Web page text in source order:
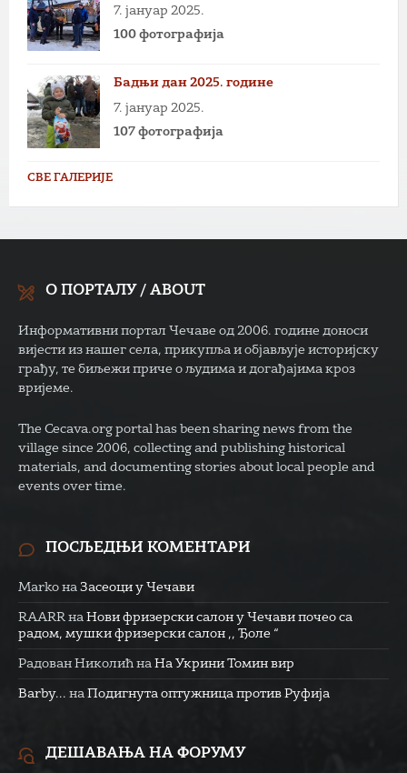
7. јануар 2025.
100 фотографија
Бадњи дан 2025. године
7. јануар 2025.
107 фотографија
СВЕ ГАЛЕРИЈЕ
О ПОРТАЛУ / ABOUT
Информативни портал Чечаве од 2006. године доноси
вијести из нашег села, прикупља и објављује историјску
грађу, те биљежи приче о људима и догађајима кроз
вријеме.
The Cecava.org portal has been sharing news from the
village since 2006, collecting and publishing historical
materials, and documenting stories about local people and
events over time.
ПОСЉЕДЊИ КОМЕНТАРИ
Marko на Засеоци у Чечави
RAARR на Нови фризерски салон у Чечави почео са
радом, мушки фризерски салон ,, Ђоле “
Радован Николић на На Укрини Томин вир
Barby... на Подигнута оптужница против Руфија
ДЕШАВАЊА НА ФОРУМУ